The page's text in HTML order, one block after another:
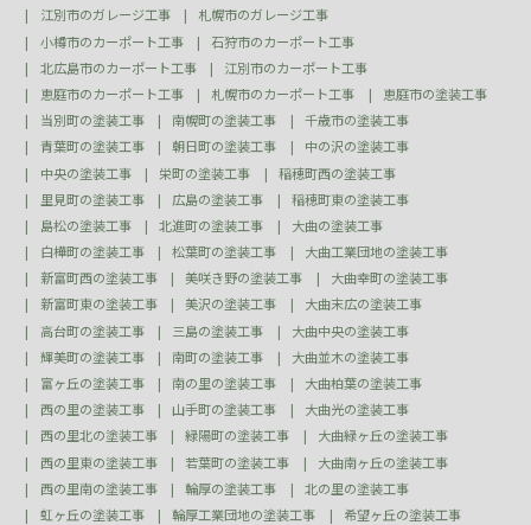
江別市のガレージ工事
札幌市のガレージ工事
小樽市のカーポート工事
石狩市のカーポート工事
北広島市のカーポート工事
江別市のカーポート工事
恵庭市のカーポート工事
札幌市のカーポート工事
恵庭市の塗装工事
当別町の塗装工事
南幌町の塗装工事
千歳市の塗装工事
青葉町の塗装工事
朝日町の塗装工事
中の沢の塗装工事
中央の塗装工事
栄町の塗装工事
稲穂町西の塗装工事
里見町の塗装工事
広島の塗装工事
稲穂町東の塗装工事
島松の塗装工事
北進町の塗装工事
大曲の塗装工事
白樺町の塗装工事
松葉町の塗装工事
大曲工業団地の塗装工事
新富町西の塗装工事
美咲き野の塗装工事
大曲幸町の塗装工事
新富町東の塗装工事
美沢の塗装工事
大曲末広の塗装工事
高台町の塗装工事
三島の塗装工事
大曲中央の塗装工事
輝美町の塗装工事
南町の塗装工事
大曲並木の塗装工事
富ヶ丘の塗装工事
南の里の塗装工事
大曲柏葉の塗装工事
西の里の塗装工事
山手町の塗装工事
大曲光の塗装工事
西の里北の塗装工事
緑陽町の塗装工事
大曲緑ヶ丘の塗装工事
西の里東の塗装工事
若葉町の塗装工事
大曲南ヶ丘の塗装工事
西の里南の塗装工事
輪厚の塗装工事
北の里の塗装工事
虹ヶ丘の塗装工事
輪厚工業団地の塗装工事
希望ヶ丘の塗装工事